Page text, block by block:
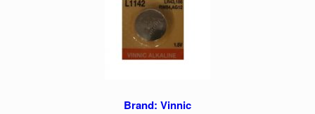
Brand: Vinnic